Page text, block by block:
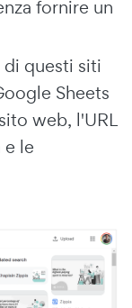
fornire un
questi siti
Sheets
web, l'URL
le